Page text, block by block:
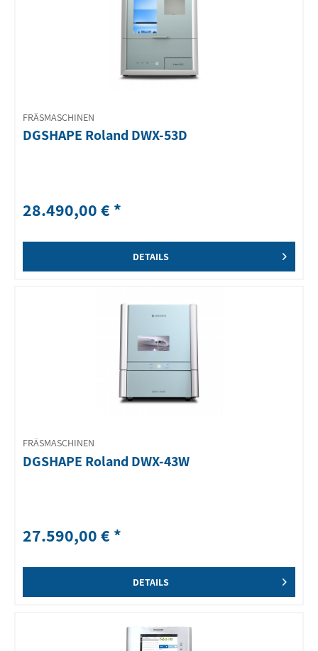
FRÄSMASCHINEN
DGSHAPE Roland DWX-53D
28.490,00 € *
DETAILS
FRÄSMASCHINEN
DGSHAPE Roland DWX-43W
27.590,00 € *
DETAILS